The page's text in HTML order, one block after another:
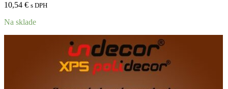
10,54 € s DPH
Na sklade